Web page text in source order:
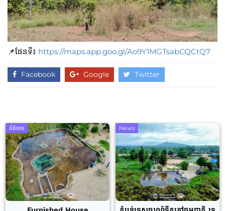
📌ផែនទី៖ https://maps.app.goo.gl/Ao9Y1MGTsabCQCtQ7
Facebook Google Twitter
ព័ត៌មាន News